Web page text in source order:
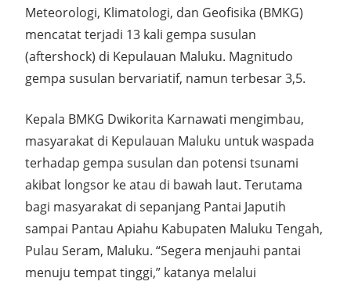
Meteorologi, Klimatologi, dan Geofisika (BMKG)
mencatat terjadi 13 kali gempa susulan
(aftershock) di Kepulauan Maluku. Magnitudo
gempa susulan bervariatif, namun terbesar 3,5.
Kepala BMKG Dwikorita Karnawati mengimbau,
masyarakat di Kepulauan Maluku untuk waspada
terhadap gempa susulan dan potensi tsunami
akibat longsor ke atau di bawah laut. Terutama
bagi masyarakat di sepanjang Pantai Japutih
sampai Pantau Apiahu Kabupaten Maluku Tengah,
Pulau Seram, Maluku. “Segera menjauhi pantai
menuju tempat tinggi,” katanya melalui